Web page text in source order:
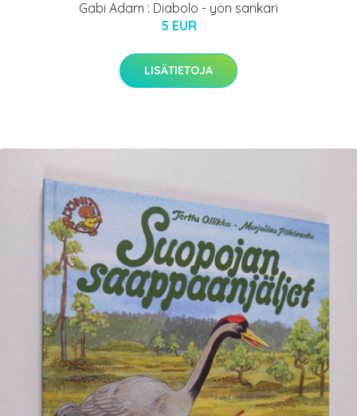
Gabi Adam : Diabolo - yön sankari
5 EUR
LISÄTIETOJA